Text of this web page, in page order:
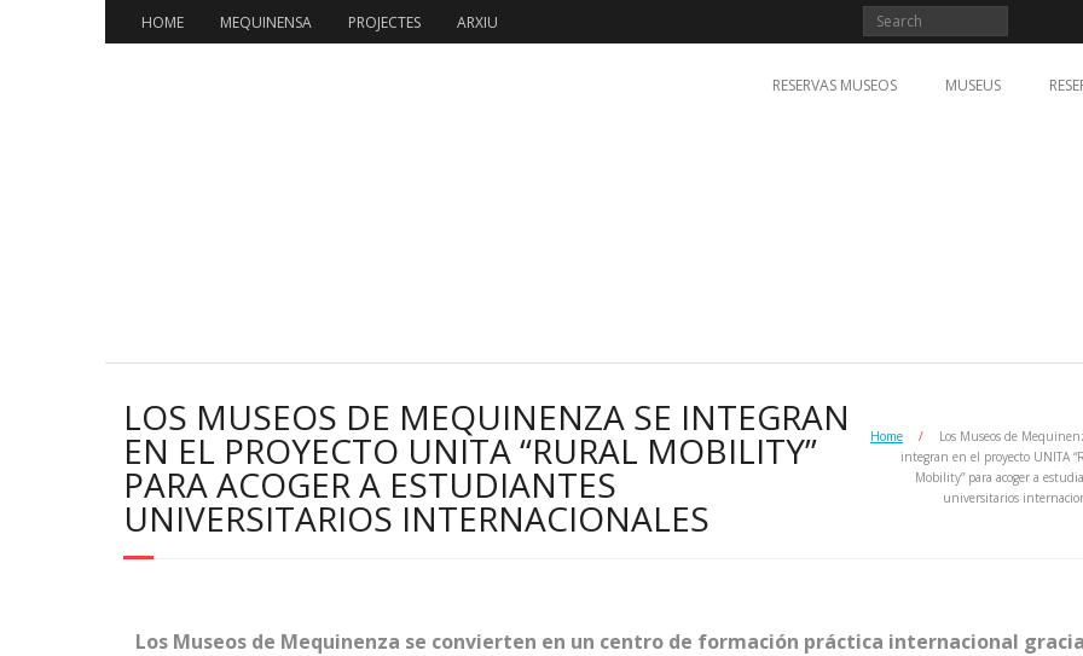
HOME MEQUINENSA PROJECTES ARXIU
RESERVAS MUSEOS MUSEUS
LOS MUSEOS DE MEQUINENZA SE INTEGRAN
EN EL PROYECTO UNITA “RURAL MOBILITY”
PARA ACOGER A ESTUDIANTES
UNIVERSITARIOS INTERNACIONALES
Home /
Los Museos de
integran en el proyecto UNITA
Mobility” para acoger a
universitarios
Los Museos de Mequinenza se convierten en un centro de formación práctica internacional